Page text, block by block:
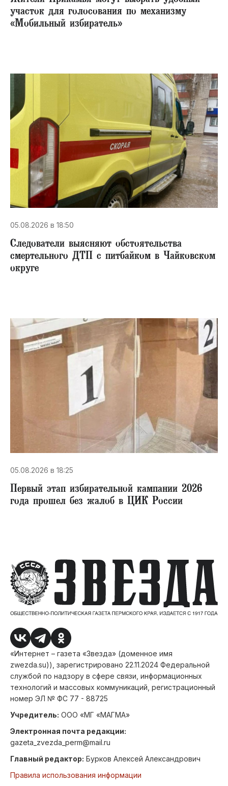
участок для голосования по механизму
«Мобильный избиратель»
05.08.2026 в 18:50
Следователи выясняют обстоятельства
смертельного ДТП с питбайком в Чайковском
округе
05.08.2026 в 18:25
Первый этап избирательной кампании 2026
года прошел без жалоб в ЦИК России
«Интернет – газета «Звезда» (доменное имя
zwezda.su)), зарегистрировано 22.11.2024 Федеральной
службой по надзору в сфере связи, информационных
технологий и массовых коммуникаций, регистрационный
номер ЭЛ № ФС 77 - 88725
Учредитель: ООО «МГ «МАГМА»
Электронная почта редакции:
gazeta_zvezda_perm@mail.ru
Главный редактор: Бурков Алексей Александрович
Правила использования информации